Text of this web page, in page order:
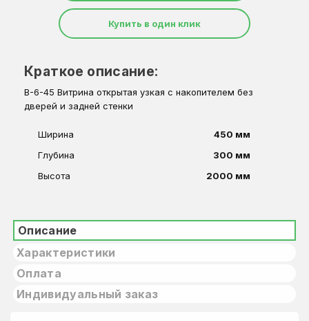
Купить в один клик
Краткое описание:
В-6-45 Витрина открытая узкая с накопителем без
дверей и задней стенки
Ширина
450 мм
Глубина
300 мм
Высота
2000 мм
Описание
Характеристики
Оплата
Индивидуальный заказ